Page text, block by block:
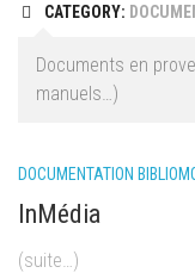
CATEGORY:
Documents en
manuels…)
DOCUMENTATION
InMédia
(suite…)